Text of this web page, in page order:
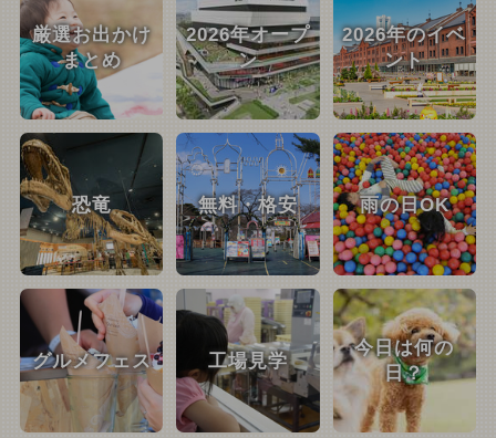
厳選お出かけ
まとめ
2026年オープ
ン
2026年のイベ
ント
恐竜 無料・格安 雨の日OK
グルメフェス 工場見学
今日は何の
日？